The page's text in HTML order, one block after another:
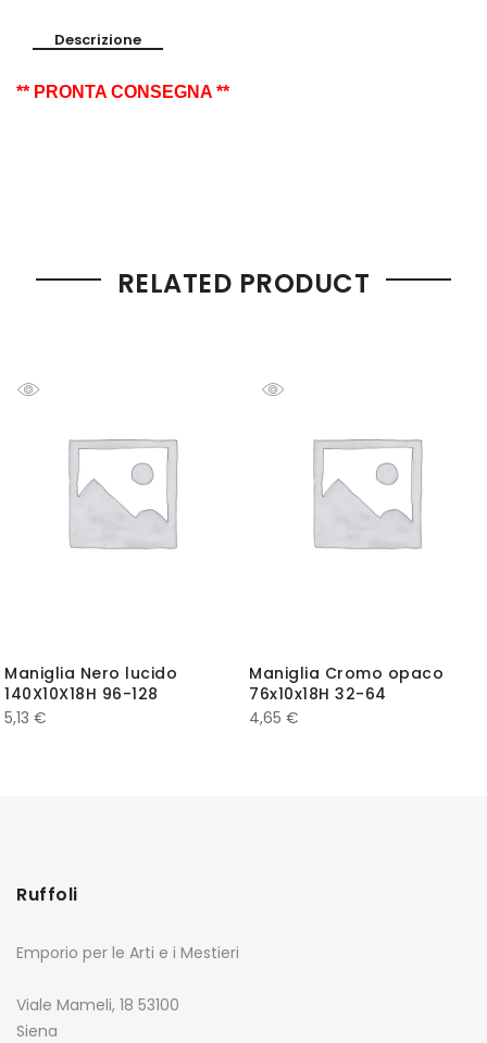
Descrizione
** PRONTA CONSEGNA **
RELATED PRODUCT
Maniglia Nero lucido
140X10X18H 96-128
5,13 €
Maniglia Cromo opaco
76x10x18H 32-64
4,65 €
Ruffoli
Emporio per le Arti e i Mestieri
Viale Mameli, 18 53100
Siena